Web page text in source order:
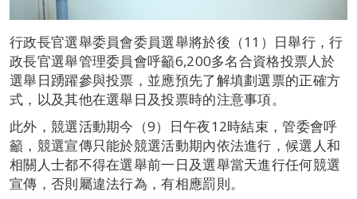
行政長官選舉委員會委員選舉將於後（11）日舉行，行
政長官選舉管理委員會呼籲6,200多名合資格投票人於
選舉日踴躍參與投票，並應預先了解填劃選票的正確方
式，以及其他在選舉日及投票時的注意事項。
此外，競選活動期今（9）日午夜12時結束，管委會呼
籲，競選宣傳只能於競選活動期內依法進行，候選人和
相關人士都不得在選舉前一日及選舉當天進行任何競選
宣傳，否則屬違法行為，有相應罰則。